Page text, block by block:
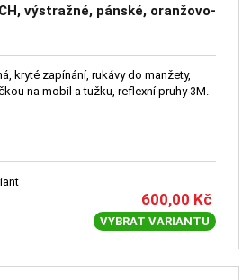
výstražné, pánské, oranžovo-
kryté zapínání, rukávy do manžety,
na mobil a tužku, reflexní pruhy 3M.
600,00 Kč
VYBRAT VARIANTU